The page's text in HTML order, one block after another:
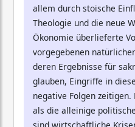
allem durch stoische
Theologie und die neue
Ökonomie überlieferte
vorgegebenen
deren Ergebnisse für
glauben, Eingriffe in
negative Folgen
als die alleinige
sind wirtschaftliche